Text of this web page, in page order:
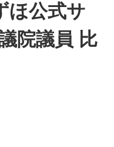
ほ公式サ
院議員 比